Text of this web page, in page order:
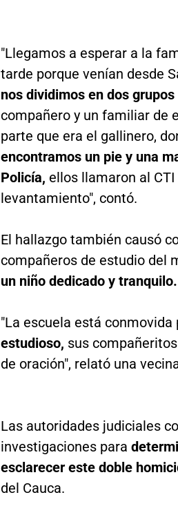
"Llegamos a esperar a la
tarde porque venían desde
nos dividimos en dos
compañero y un familiar de
parte que era el gallinero,
encontramos un pie y una
Policía, ellos llamaron al
levantamiento", contó.
El hallazgo también causó
compañeros de estudio del
un niño dedicado y tranquilo.
"La escuela está conmovida
estudioso, sus
de oración", relató una
Las autoridades judiciales
investigaciones para
esclarecer este doble
del Cauca.